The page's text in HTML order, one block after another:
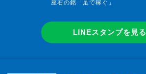
座右の銘「足で稼ぐ」
LINEスタンプを見る